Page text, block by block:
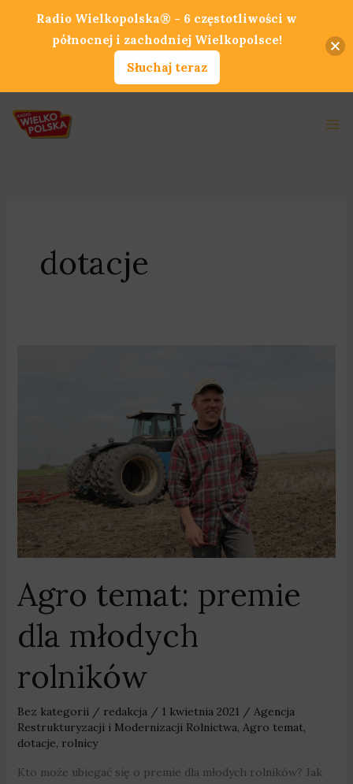
dotacje
Agro temat: premie
dla młodych
rolników
Bez kategorii/ redakcja / 1 kwietnia 2021 / Agencja
Restrukturyzacji i Modernizacji Rolnictwa, Agro temat,
dotacje, rolnicy
Kto może ubiegać się o premie dla młodych rolników? Jak
Radio Wielkopolska® - 6 częstotliwości w
północnej i zachodniej Wielkopolsce!
Słuchaj teraz